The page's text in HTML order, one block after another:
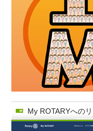
My ROTARYへの